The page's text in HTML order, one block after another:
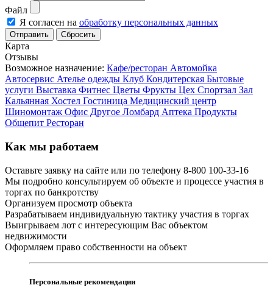
Файл
Я согласен на обработку персональных данных
Сбросить
Карта
Отзывы
Возможное назначение: Кафе/ресторан Автомойка
Автосервис Ателье одежды Клуб Кондитерская Бытовые
услуги Выставка Фитнес Цветы Фрукты Цех Спортзал Зал
Кальянная Хостел Гостиница Медицинский центр
Шиномонтаж Офис Другое Ломбард Аптека Продукты
Общепит Ресторан
Как мы работаем
Оставьте заявку на сайте или по телефону 8-800 100-33-16
Мы подробно консультируем об объекте и процессе участия в
торгах по банкротству
Организуем просмотр объекта
Разрабатываем индивидуальную тактику участия в торгах
Выигрываем лот с интересующим Вас объектом
недвижимости
Оформляем право собственности на объект
Персональные рекомендации